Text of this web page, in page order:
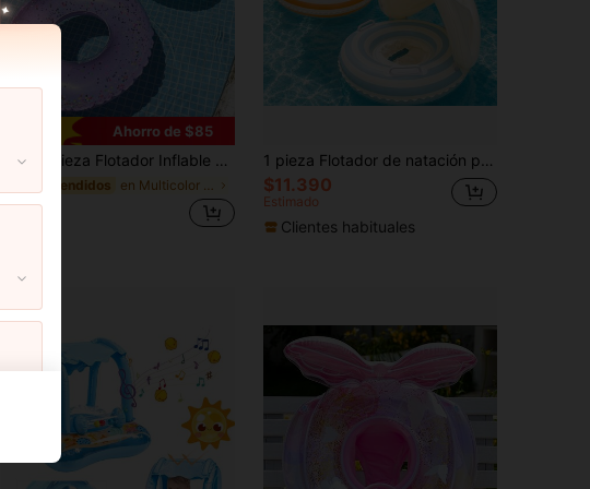
Ahorro de $85
-2% 1 pieza Flotador Inflable con Flor Brillante Para Natación/Piscina, Azul/Morado/Amarillo, Para Juegos De Agua Y Fiestas En La Piscina
#1 Más vendidos
$4.105
1 pieza Flotador de natación para niños con sombrilla, flotador de piscina unisex para niños, accesorio de piscina al aire juego de fiesta de piscina
$11.390
Estimado
Clientes habituales